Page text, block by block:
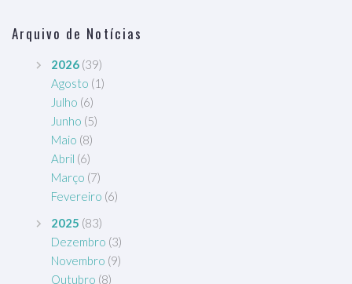
Arquivo de Notícias
2026 (39)
Agosto (1)
Julho (6)
Junho (5)
Maio (8)
Abril (6)
Março (7)
Fevereiro (6)
2025 (83)
Dezembro (3)
Novembro (9)
Outubro (8)